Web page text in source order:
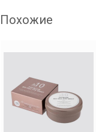
Похожие